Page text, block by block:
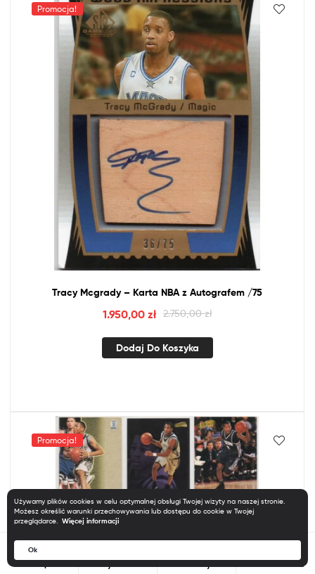
Używamy plików cookies w celu optymalnej obsługi Twojej wizyty na naszej stronie.
Możesz określić warunki przechowywania lub dostępu do cookie w Twojej
przeglądarce. Więcej informacji
Ok
Promocja!
Tracy Mcgrady – Karta NBA z Autografem /75
2.750,00zł
1.950,00zł
Dodaj Do Koszyka
Promocja!
Szukaj
Obserwowane